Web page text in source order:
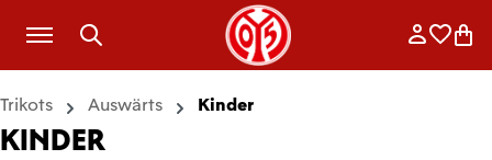
Zum Hauptinhalt springen
Trikots Auswärts Kinder
KINDER